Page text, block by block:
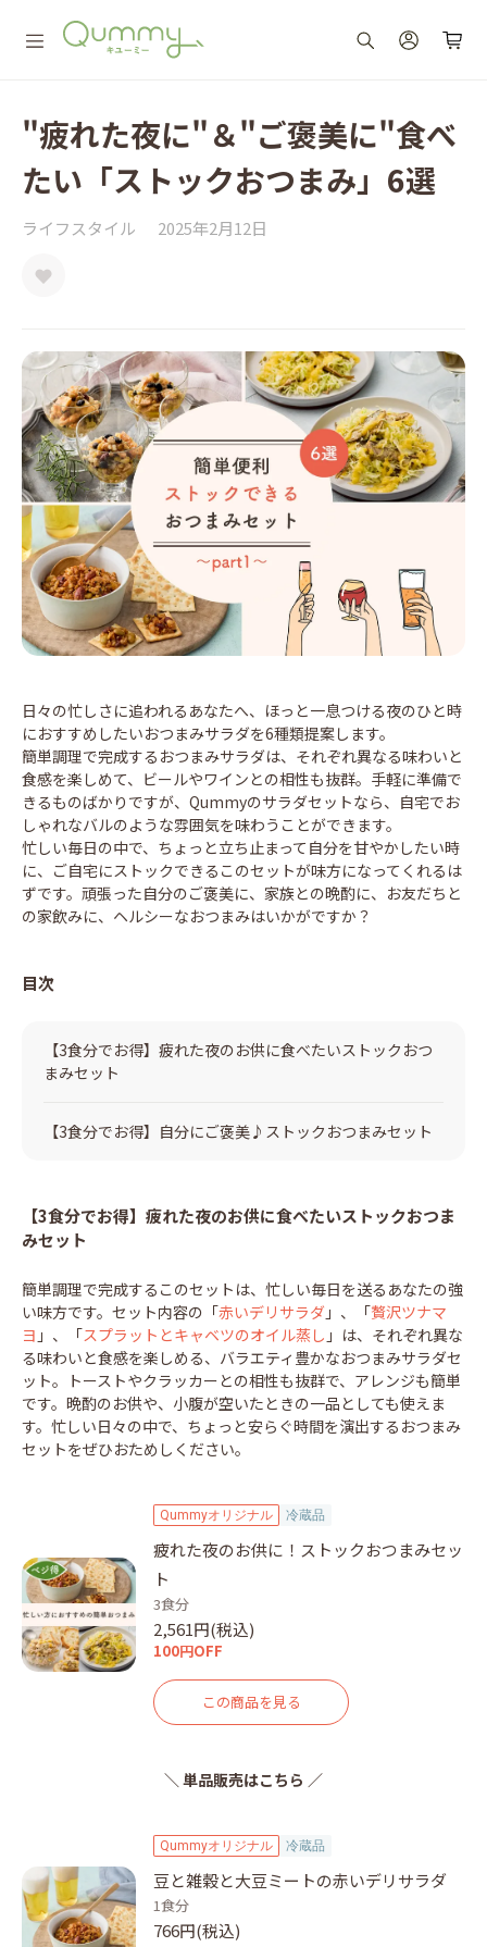
"疲れた夜に"＆"ご褒美に"食べ
たい「ストックおつまみ」6選
ライフスタイル 2025年2月12日
日々の忙しさに追われるあなたへ、ほっと一息つける夜のひと時
におすすめしたいおつまみサラダを6種類提案します。
簡単調理で完成するおつまみサラダは、それぞれ異なる味わいと
食感を楽しめて、ビールやワインとの相性も抜群。手軽に準備で
きるものばかりですが、Qummyのサラダセットなら、自宅でお
しゃれなバルのような雰囲気を味わうことができます。
忙しい毎日の中で、ちょっと立ち止まって自分を甘やかしたい時
に、ご自宅にストックできるこのセットが味方になってくれるは
ずです。頑張った自分のご褒美に、家族との晩酌に、お友だちと
の家飲みに、ヘルシーなおつまみはいかがですか？
目次
【3食分でお得】疲れた夜のお供に食べたいストックおつ
まみセット
【3食分でお得】自分にご褒美♪ストックおつまみセット
【3食分でお得】疲れた夜のお供に食べたいストックおつま
みセット
簡単調理で完成するこのセットは、忙しい毎日を送るあなたの強
い味方です。セット内容の「赤いデリサラダ 」、「贅沢ツナマ
ヨ 」、「スプラットとキャベツのオイル蒸し 」は、それぞれ異な
る味わいと食感を楽しめる、バラエティ豊かなおつまみサラダセ
ット。トーストやクラッカーとの相性も抜群で、アレンジも簡単
です。晩酌のお供や、小腹が空いたときの一品としても使えま
す。忙しい日々の中で、ちょっと安らぐ時間を演出するおつまみ
セットをぜひおためしください。
Qummyオリジナル 冷蔵品
疲れた夜のお供に！ストックおつまみセッ
ト
3食分
2,561円(税込)
100円OFF
この商品を見る
＼ 単品販売はこちら ／
Qummyオリジナル 冷蔵品
豆と雑穀と大豆ミートの赤いデリサラダ
1食分
766円(税込)